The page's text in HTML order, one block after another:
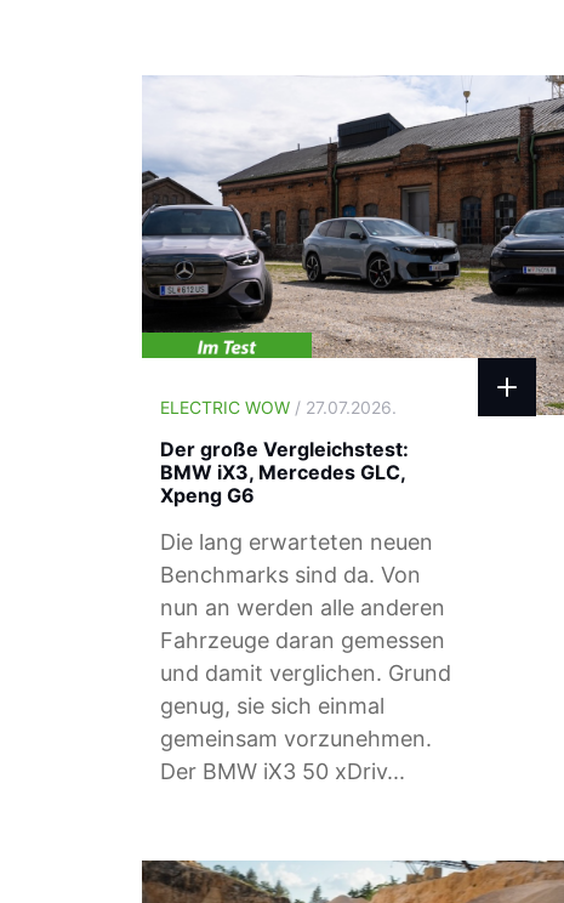
ELECTRIC WOW / 27.07.2026.
Der große Vergleichstest:
BMW iX3, Mercedes GLC,
Xpeng G6
Die lang erwarteten neuen
Benchmarks sind da. Von
nun an werden alle anderen
Fahrzeuge daran gemessen
und damit verglichen. Grund
genug, sie sich einmal
gemeinsam vorzunehmen.
Der BMW iX3 50 xDriv...